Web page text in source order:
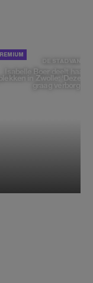
DE STAD VAN
Isabelle Boer deelt haar
plekken in Zwolle: 'Deze
graag verborgen'